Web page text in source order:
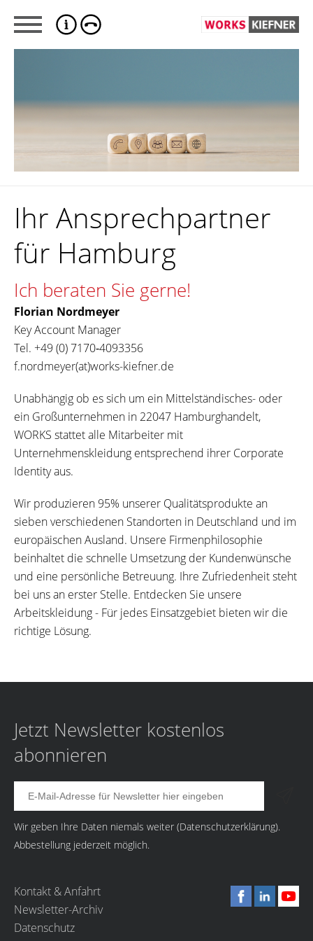
Ihr Ansprechpartner
für Hamburg
Ich beraten Sie gerne!
Florian Nordmeyer
Key Account Manager
Tel. +49 (0) 7170‐4093356
f.nordmeyer(at)works-kiefner.de
Unabhängig ob es sich um ein Mittelständisches- oder
ein Großunternehmen in 22047 Hamburghandelt,
WORKS stattet alle Mitarbeiter mit
Unternehmenskleidung entsprechend ihrer Corporate
Identity aus.
Wir produzieren 95% unserer Qualitätsprodukte an
sieben verschiedenen Standorten in Deutschland und im
europäischen Ausland. Unsere Firmenphilosophie
beinhaltet die schnelle Umsetzung der Kundenwünsche
und eine persönliche Betreuung. Ihre Zufriedenheit steht
bei uns an erster Stelle. Entdecken Sie unsere
Arbeitskleidung - Für jedes Einsatzgebiet bieten wir die
richtige Lösung.
Jetzt Newsletter kostenlos
abonnieren
Wir geben Ihre Daten niemals weiter (Datenschutzerklärung).
Abbestellung jederzeit möglich.
Kontakt & Anfahrt
Newsletter-Archiv
Datenschutz